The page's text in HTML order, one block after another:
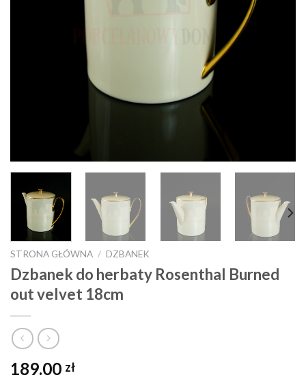
STRONA GŁÓWNA / DZBANEK
Dzbanek do herbaty Rosenthal Burned
out velvet 18cm
189.00 zł